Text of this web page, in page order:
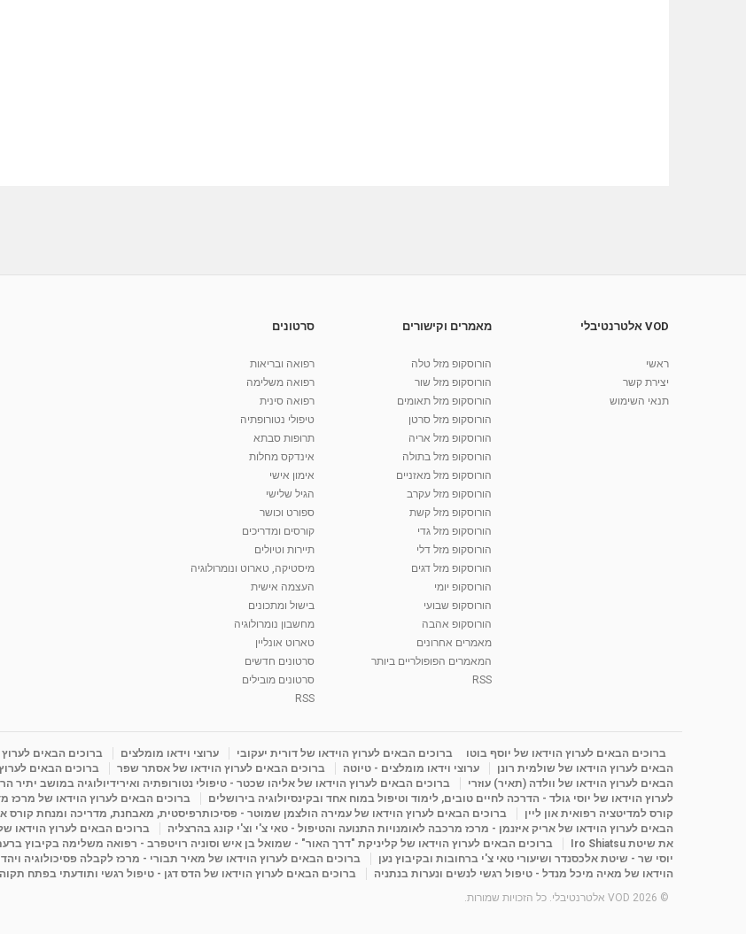
VOD אלטרנטיבלי
ראשי
יצירת קשר
תנאי השימוש
מאמרים וקישורים
הורוסקופ מזל טלה
הורוסקופ מזל שור
הורוסקופ מזל תאומים
הורוסקופ מזל סרטן
הורוסקופ מזל אריה
הורוסקופ מזל בתולה
הורוסקופ מזל מאזניים
הורוסקופ מזל עקרב
הורוסקופ מזל קשת
הורוסקופ מזל גדי
הורוסקופ מזל דלי
הורוסקופ מזל דגים
הורוסקופ יומי
הורוסקופ שבועי
הורוסקופ אהבה
מאמרים אחרונים
המאמרים הפופולריים ביותר
RSS
סרטונים
רפואה ובריאות
רפואה משלימה
רפואה סינית
טיפולי נטורופתיה
תרופות סבתא
אינדקס מחלות
אימון אישי
הגיל שלישי
ספורט וכושר
קורסים ומדריכים
תיירות וטיולים
מיסטיקה, טארוט ונומרולוגיה
העצמה אישית
בישול ומתכונים
מחשבון נומרולוגיה
טארוט אונליין
סרטונים חדשים
סרטונים מובילים
RSS
ברוכים הבאים לערוץ הוידאו של יוסף בוטו ברוכים הבאים לערוץ הוידאו של דורית יעקובי ערוצי וידאו מומלצים ברוכים הבאים
הבאים לערוץ הוידאו של שולמית רונן
ערוצי וידאו מומלצים - טיוטה ברוכים הבאים לערוץ הוידאו של אסתר שפר ברוכים הבאים
הבאים לערוץ הוידאו של וולדה (תאיר) עוזרי
ברוכים הבאים לערוץ הוידאו של אליהו שכטר - טיפולי נטורופתיה ואירידיולוגיה במושב יתיר
לערוץ הוידאו של יוסי גולד - הדרכה לחיים טובים, לימוד וטיפול במוח אחד ובקינסיולוגיה בירושלים
ברוכים הבאים לערוץ הוידאו של מרכז
קורס למדיטציה רפואית און ליין
ברוכים הבאים לערוץ הוידאו של עמירה הולצמן שמוטר - פסיכותרפיסטית, מאבחנת, מדריכה ומנחת קורס
הבאים לערוץ הוידאו של אריק איזנמן - מרכז מרכבה לאומנויות התנועה והטיפול - טאי צ'י וצ'י קונג בהרצליה
ברוכים הבאים לערוץ הוידאו
את שיטת Iro Shiatsu
ברוכים הבאים לערוץ הוידאו של קליניקת "דרך האור" - שמואל בן איש וסוניה רויטפרב - רפואה משלימה בקיבוץ
יוסי שר - שיטת אלכסנדר ושיעורי טאי צ'י ברחובות ובקיבוץ נען
ברוכים הבאים לערוץ הוידאו של מאיר תבורי - מרכז לקבלה פסיכולוגיה
הוידאו של מאיה מיכל מנדל - טיפול רגשי לנשים ונערות בנתניה
ברוכים הבאים לערוץ הוידאו של הדס דגן - טיפול רגשי ותודעתי בפתח תקוה
© 2026 VOD אלטרנטיבלי. כל הזכויות שמורות.